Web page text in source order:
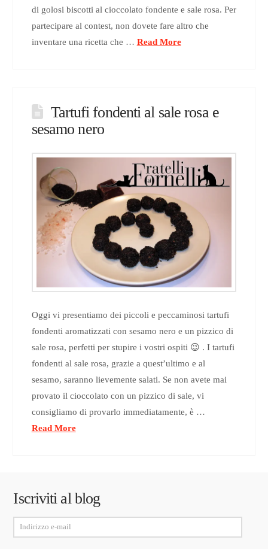
di golosi biscotti al cioccolato fondente e sale rosa. Per
partecipare al contest, non dovete fare altro che
inventare una ricetta che … Read More
Tartufi fondenti al sale rosa e
sesamo nero
Oggi vi presentiamo dei piccoli e peccaminosi tartufi
fondenti aromatizzati con sesamo nero e un pizzico di
sale rosa, perfetti per stupire i vostri ospiti 😉 . I tartufi
fondenti al sale rosa, grazie a quest’ultimo e al
sesamo, saranno lievemente salati. Se non avete mai
provato il cioccolato con un pizzico di sale, vi
consigliamo di provarlo immediatamente, è …
Read More
Iscriviti al blog
Indirizzo
e-